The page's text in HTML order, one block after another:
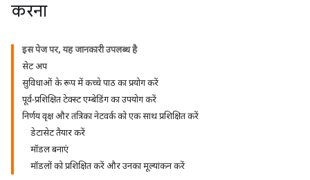
करना
इस पेज पर, यह जानकारी उपलब्ध है
सेट अप
सुविधाओं के रूप में कच्चे पाठ का प्रयोग करें
पूर्व-प्रशिक्षित टेक्स्ट एम्बेडिंग का उपयोग करें
निर्णय वृक्ष और तंत्रिका नेटवर्क को एक साथ प्रशिक्षित करें
डेटासेट तैयार करें
मॉडल बनाएं
मॉडलों को प्रशिक्षित करें और उनका मूल्यांकन करें